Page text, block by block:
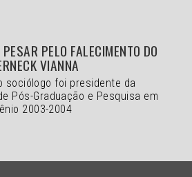
PELO FALECIMENTO DO
VIANNA
sociólogo foi presidente da
Pós-Graduação e Pesquisa em
2003-2004